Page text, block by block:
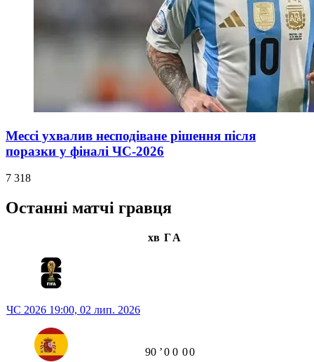
Мессі ухвалив несподіване рішення після
поразки у фіналі ЧС-2026
7 318
Останні матчі гравця
хв ГА
ЧС 2026 19:00, 02 лип. 2026
90 ʼ0 0 00